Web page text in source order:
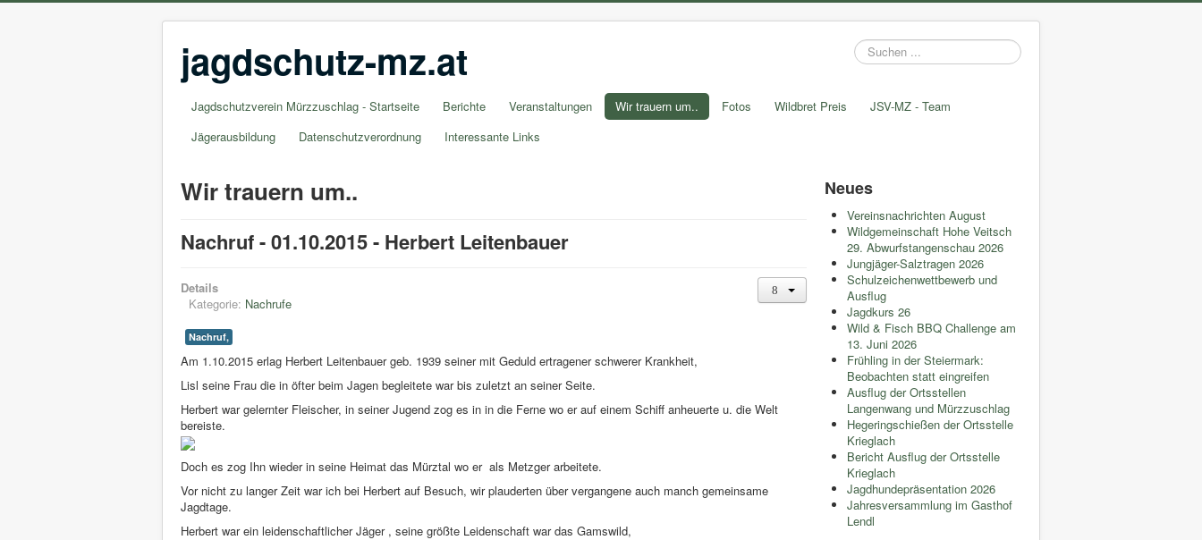
jagdschutz-mz.at
Suchen
...
Jagdschutzverein Mürzzuschlag - Startseite Berichte Veranstaltungen Wir trauern um.. Fotos Wildbret Preis
JSV-MZ - Team
Jägerausbildung
Datenschutzverordnung Interessante Links
Wir trauern um..
Nachruf - 01.10.2015 - Herbert Leitenbauer
Details
Kategorie: Nachrufe
Nachruf,
Am 1.10.2015 erlag Herbert Leitenbauer geb. 1939 seiner mit Geduld ertragener schwerer Krankheit,
Lisl seine Frau die in öfter beim Jagen begleitete war bis zuletzt an seiner Seite.
Herbert war gelernter Fleischer, in seiner Jugend zog es in in die Ferne wo er auf einem Schiff anheuerte u. die Welt
bereiste.
Doch es zog Ihn wieder in seine Heimat das Mürztal wo er als Metzger arbeitete.
Vor nicht zu langer Zeit war ich bei Herbert auf Besuch, wir plauderten über vergangene auch manch gemeinsame
Jagdtage.
Herbert war ein leidenschaftlicher Jäger , seine größte Leidenschaft war das Gamswild,
Neues
Vereinsnachrichten August
Wildgemeinschaft Hohe Veitsch
29. Abwurfstangenschau 2026
Jungjäger-Salztragen 2026
Schulzeichenwettbewerb und
Ausflug
Jagdkurs 26
Wild & Fisch BBQ Challenge am
13. Juni 2026
Frühling in der Steiermark:
Beobachten statt eingreifen
Ausflug der Ortsstellen
Langenwang und Mürzzuschlag
Hegeringschießen der Ortsstelle
Krieglach
Bericht Ausflug der Ortsstelle
Krieglach
Jagdhundepräsentation 2026
Jahresversammlung im Gasthof
Lendl